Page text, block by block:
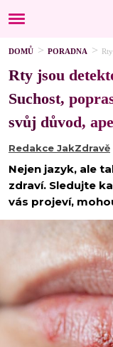
DOMŮ PORADNA
Rty jsou
Suchost,
svůj důvod,
Redakce JakZdravě
Nejen jazyk, ale
zdraví. Sledujte
vás projeví,